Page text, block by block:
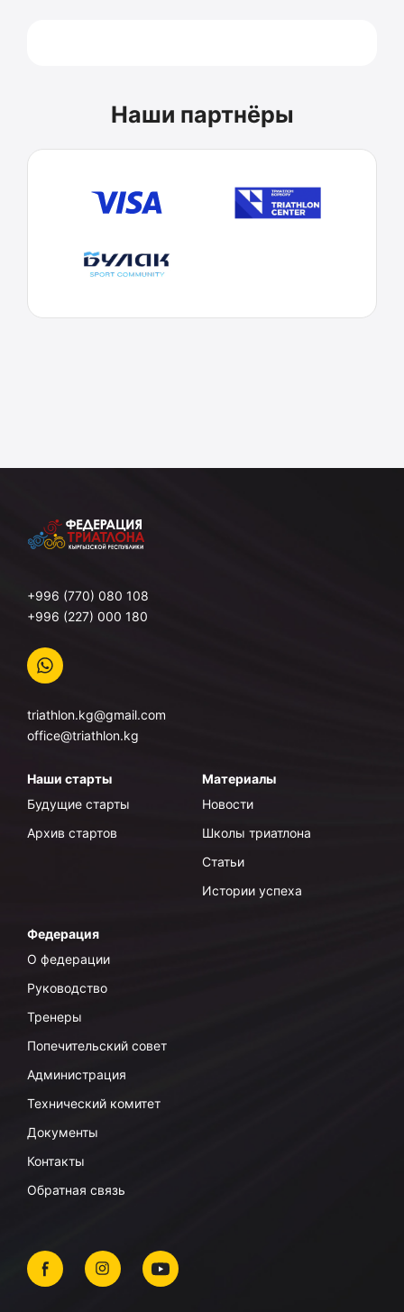
Наши партнёры
+996 (770) 080 108
+996 (227) 000 180
triathlon.kg@gmail.com
office@triathlon.kg
Наши старты
Будущие старты
Архив стартов
Материалы
Новости
Школы триатлона
Статьи
Истории успеха
Федерация
О федерации
Руководство
Тренеры
Попечительский совет
Администрация
Технический комитет
Документы
Контакты
Обратная связь